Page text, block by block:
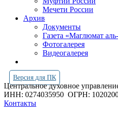
Мечети России
Архив
Документы
Газета «Маглюмат
Фотогалерея
Видеогалерея
Версия для ПК
Центральное духовное
ИНН: 0274035950 ОГРН:
Контакты